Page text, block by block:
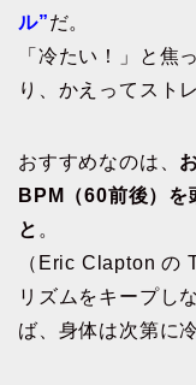
ル”だ。
「冷たい！」と焦
り、かえってスト
おすすめなのは、
BPM（60前後）を
と 。
（Eric Clapton の
リズムをキープし
ば、身体は次第に